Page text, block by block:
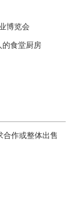
博览会
的食堂厨房
作或整体出售